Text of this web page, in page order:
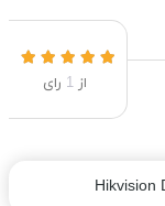
از 1 رای
Hikvision